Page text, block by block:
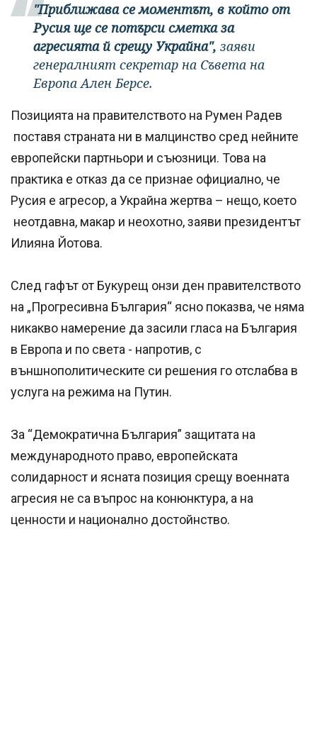
"Приближава се моментът, в който от
Русия ще се потърси сметка за
агресията й срещу Украйна", заяви
генералният секретар на Съвета на
Европа Ален Берсе.
Позицията на правителството на Румен Радев
поставя страната ни в малцинство сред нейните
европейски партньори и съюзници. Това на
практика е отказ да се признае официално, че
Русия е агресор, а Украйна жертва – нещо, което
неотдавна, макар и неохотно, заяви президентът
Илияна Йотова.
След гафът от Букурещ онзи ден правителството
на „Прогресивна България“ ясно показва, че няма
никакво намерение да засили гласа на България
в Европа и по света - напротив, с
външнополитическите си решения го отслабва в
услуга на режима на Путин.
За “Демократична България” защитата на
международното право, европейската
солидарност и ясната позиция срещу военната
агресия не са въпрос на конюнктура, а на
ценности и национално достойнство.